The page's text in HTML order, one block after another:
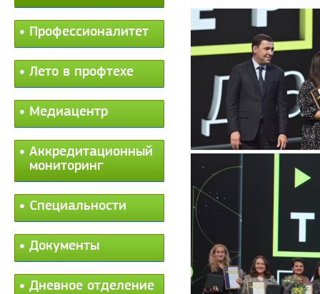
Профессионалитет
Лето в профтехе
Медиацентр
Аккредитационный
мониторинг
Специальности
Документы
Дневное отделение